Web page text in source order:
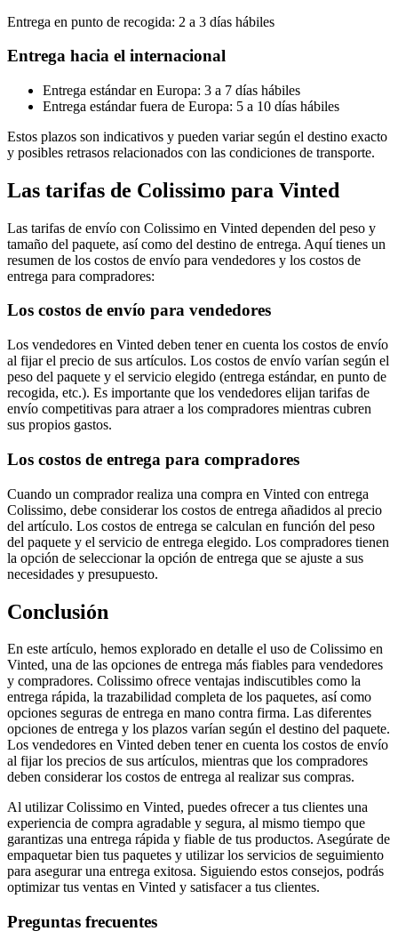
Entrega en punto de recogida: 2 a 3 días hábiles
Entrega hacia el internacional
Entrega estándar en Europa: 3 a 7 días hábiles
Entrega estándar fuera de Europa: 5 a 10 días hábiles
Estos plazos son indicativos y pueden variar según el destino exacto
y posibles retrasos relacionados con las condiciones de transporte.
Las tarifas de Colissimo para Vinted
Las tarifas de envío con Colissimo en Vinted dependen del peso y
tamaño del paquete, así como del destino de entrega. Aquí tienes un
resumen de los costos de envío para vendedores y los costos de
entrega para compradores:
Los costos de envío para vendedores
Los vendedores en Vinted deben tener en cuenta los costos de envío
al fijar el precio de sus artículos. Los costos de envío varían según el
peso del paquete y el servicio elegido (entrega estándar, en punto de
recogida, etc.). Es importante que los vendedores elijan tarifas de
envío competitivas para atraer a los compradores mientras cubren
sus propios gastos.
Los costos de entrega para compradores
Cuando un comprador realiza una compra en Vinted con entrega
Colissimo, debe considerar los costos de entrega añadidos al precio
del artículo. Los costos de entrega se calculan en función del peso
del paquete y el servicio de entrega elegido. Los compradores tienen
la opción de seleccionar la opción de entrega que se ajuste a sus
necesidades y presupuesto.
Conclusión
En este artículo, hemos explorado en detalle el uso de Colissimo en
Vinted, una de las opciones de entrega más fiables para vendedores
y compradores. Colissimo ofrece ventajas indiscutibles como la
entrega rápida, la trazabilidad completa de los paquetes, así como
opciones seguras de entrega en mano contra firma. Las diferentes
opciones de entrega y los plazos varían según el destino del paquete.
Los vendedores en Vinted deben tener en cuenta los costos de envío
al fijar los precios de sus artículos, mientras que los compradores
deben considerar los costos de entrega al realizar sus compras.
Al utilizar Colissimo en Vinted, puedes ofrecer a tus clientes una
experiencia de compra agradable y segura, al mismo tiempo que
garantizas una entrega rápida y fiable de tus productos. Asegúrate de
empaquetar bien tus paquetes y utilizar los servicios de seguimiento
para asegurar una entrega exitosa. Siguiendo estos consejos, podrás
optimizar tus ventas en Vinted y satisfacer a tus clientes.
Preguntas frecuentes